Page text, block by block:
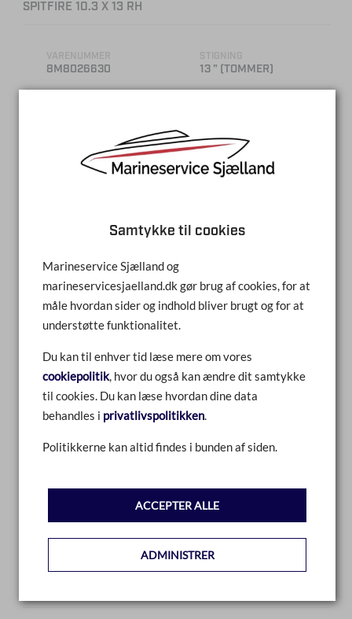
SPITFIRE 10.3 X 13 RH
VARENUMMER
8M8026630
STIGNING
13 " (TOMMER)
ALUMINIUM
LÆS MERE
Samtykke til cookies
Marineservice Sjælland og
marineservicesjaelland.dk gør brug af cookies, for at
måle hvordan sider og indhold bliver brugt og for at
understøtte funktionalitet.
Du kan til enhver tid læse mere om vores
cookiepolitik, hvor du også kan ændre dit samtykke
til cookies. Du kan læse hvordan dine data
behandles i privatlivspolitikken.
Politikkerne kan altid findes i bunden af siden.
ACCEPTER ALLE
ADMINISTRER